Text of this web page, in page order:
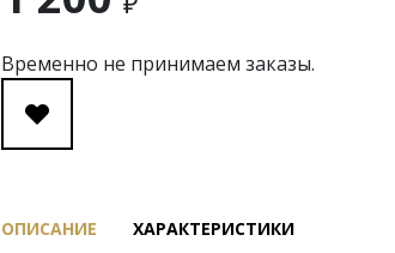
Временно не принимаем заказы.
ОПИСАНИЕ
ХАРАКТЕРИСТИКИ